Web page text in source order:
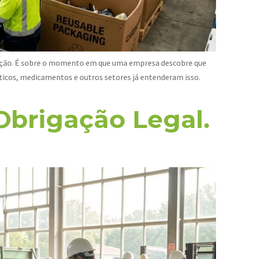
É sobre o momento em que uma empresa descobre que
medicamentos e outros setores já entenderam isso.
Legal.